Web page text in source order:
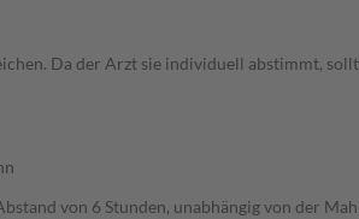
Da der Arzt sie individuell abstimmt,
von 6 Stunden, unabhängig von der